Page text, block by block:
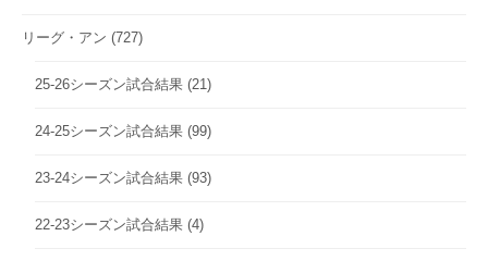
リーグ・アン (727)
25-26シーズン試合結果 (21)
24-25シーズン試合結果 (99)
23-24シーズン試合結果 (93)
22-23シーズン試合結果 (4)